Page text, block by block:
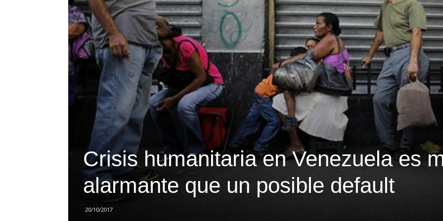
Crisis humanitaria en Venezuela es
alarmante que un posible default
20/10/2017